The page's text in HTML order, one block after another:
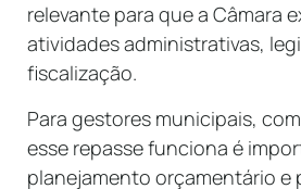
relevante para que a Câmara
atividades administrativas,
fiscalização.
Para gestores municipais,
esse repasse funciona é
planejamento orçamentário e